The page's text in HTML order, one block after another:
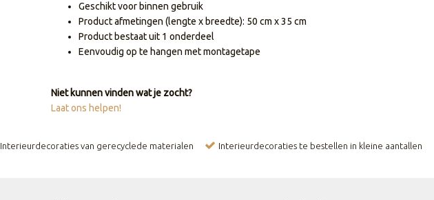
Geschikt voor binnen gebruik
Product afmetingen (lengte x breedte): 50 cm x 35 cm
Product bestaat uit 1 onderdeel
Eenvoudig op te hangen met montagetape
Niet kunnen vinden wat je zocht?
Laat ons helpen!
Interieurdecoraties van gerecyclede materialen Interieurdecoraties te bestellen in kleine aantallen